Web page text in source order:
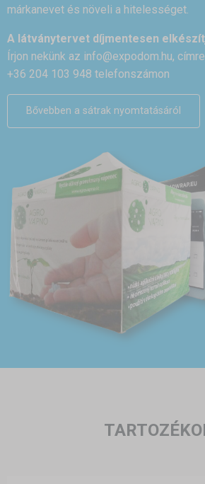
márkanevet és növeli a hitelességet.
A látványtervet díjmentesen
Írjon nekünk az info@expodom.hu,
+36 204 103 948 telefonszámon
Bővebben a sátrak nyomtatásáról